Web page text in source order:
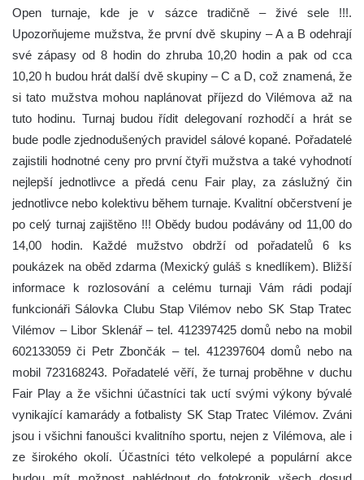
Open turnaje, kde je v sázce tradičně – živé sele !!!.
Upozorňujeme mužstva, že první dvě skupiny – A a B odehrají
své zápasy od 8 hodin do zhruba 10,20 hodin a pak od cca
10,20 h budou hrát další dvě skupiny – C a D, což znamená, že
si tato mužstva mohou naplánovat příjezd do Vilémova až na
tuto hodinu. Turnaj budou řídit delegovaní rozhodčí a hrát se
bude podle zjednodušených pravidel sálové kopané. Pořadatelé
zajistili hodnotné ceny pro první čtyři mužstva a také vyhodnotí
nejlepší jednotlivce a předá cenu Fair play, za záslužný čin
jednotlivce nebo kolektivu během turnaje. Kvalitní občerstvení je
po celý turnaj zajištěno !!! Obědy budou podávány od 11,00 do
14,00 hodin. Každé mužstvo obdrží od pořadatelů 6 ks
poukázek na oběd zdarma (Mexický guláš s knedlíkem). Bližší
informace k rozlosování a celému turnaji Vám rádi podají
funkcionáři Sálovka Clubu Stap Vilémov nebo SK Stap Tratec
Vilémov – Libor Sklenář – tel. 412397425 domů nebo na mobil
602133059 či Petr Zbončák – tel. 412397604 domů nebo na
mobil 723168243. Pořadatelé věří, že turnaj proběhne v duchu
Fair Play a že všichni účastníci tak uctí svými výkony bývalé
vynikající kamarády a fotbalisty SK Stap Tratec Vilémov. Zváni
jsou i všichni fanoušci kvalitního sportu, nejen z Vilémova, ale i
ze širokého okolí. Účastníci této velkolepé a populární akce